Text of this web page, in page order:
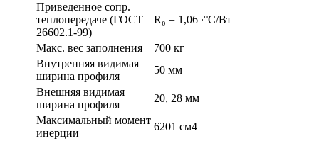
Приведенное сопр.
теплопередаче (ГОСТ
26602.1-99)
R₀ = 1,06 ∙°С/Вт
Макс. вес заполнения
700 кг
Внутренняя видимая
ширина профиля
50 мм
Внешняя видимая
ширина профиля
20, 28 мм
Максимальный момент
инерции
6201 см4